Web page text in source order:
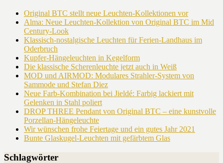
Original BTC stellt neue Leuchten-Kollektionen vor
Alma: Neue Leuchten-Kollektion von Original BTC im Mid
Century-Look
Klassisch-nostalgische Leuchten für Ferien-Landhaus im
Oderbruch
Kupfer-Hängeleuchten in Kegelform
Die klassische Scherenleuchte jetzt auch in Weiß
MOD und AIRMOD: Modulares Strahler-System von
Sammode und Stefan Diez
Neue Farb-Kombination bei Jieldé: Farbig lackiert mit
Gelenken in Stahl poliert
DROP THREE Pendant von Original BTC – eine kunstvolle
Porzellan-Hängeleuchte
Wir wünschen frohe Feiertage und ein gutes Jahr 2021
Bunte Glaskugel-Leuchten mit gefärbtem Glas
Schlagwörter